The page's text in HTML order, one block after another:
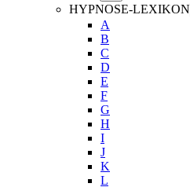
HYPNOSE-LEXIKON
A
B
C
D
E
F
G
H
I
J
K
L